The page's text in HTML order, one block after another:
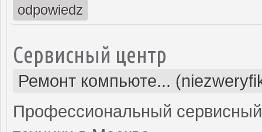
odpowiedz
Сервисный центр
Ремонт компьюте...
Профессиональный